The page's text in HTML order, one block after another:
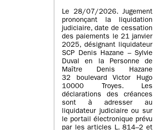
Le 28/07/2026. Jugement
prononçant la liquidation
judiciaire, date de cessation
des paiements le 21 janvier
2025, désignant liquidateur
SCP Denis Hazane – Sylvie
Duval en la Personne de
Maître Denis Hazane
32 boulevard Victor Hugo
10000 Troyes. Les
déclarations des créances
sont à adresser au
liquidateur judiciaire ou sur
le portail électronique prévu
par les articles L. 814–2 et